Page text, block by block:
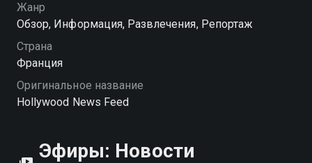
Жанр
Обзор, Информация, Развлечения, Репортаж
Страна
Франция
Оригинальное название
Hollywood News Feed
Эфиры: Новости